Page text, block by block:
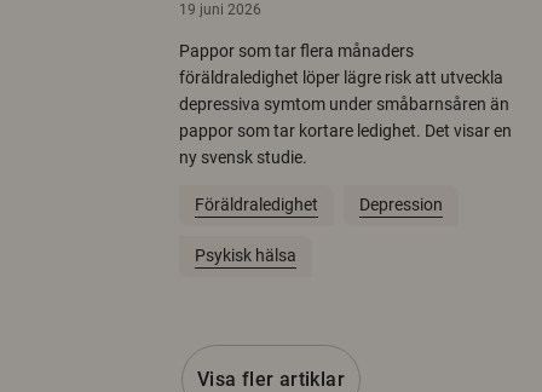
19 juni 2026
Pappor som tar flera månaders
föräldraledighet löper lägre risk att utveckla
depressiva symtom under småbarnsåren än
pappor som tar kortare ledighet. Det visar en
ny svensk studie.
Föräldraledighet Depression
Psykisk hälsa
Visa fler artiklar